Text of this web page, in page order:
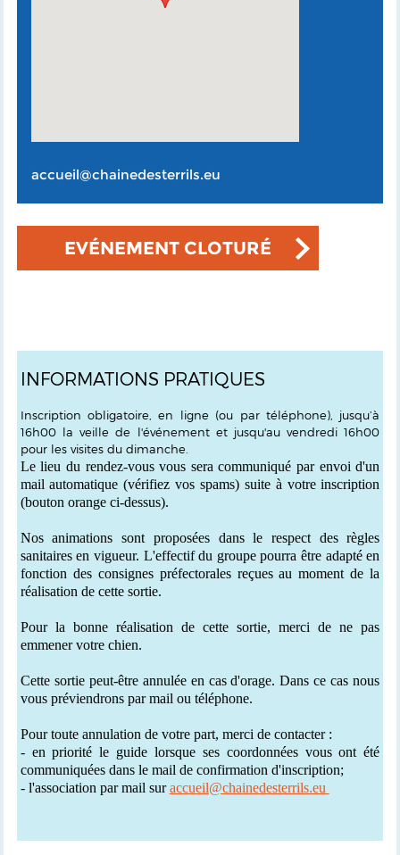
accueil@chainedesterrils.eu
EVÉNEMENT CLOTURÉ
INFORMATIONS PRATIQUES
Inscription obligatoire,en ligne (ou par téléphone), jusqu’à
16h00 la veille de l'événement et jusqu'au vendredi 16h00
pour les visites du dimanche.
Le lieu du rendez-vous vous sera communiqué par envoi d'un
mail automatique (vérifiez vos spams) suite à votre inscription
(bouton orange ci-dessus).
Nos animations sont proposées dans le respect des règles
sanitaires en vigueur. L'effectif du groupe pourra être adapté en
fonction des consignes préfectorales reçues au moment de la
réalisation de cette sortie.
Pour la bonne réalisation de cette sortie, merci de ne pas
emmener votre chien.
Cette sortie peut-être annulée en cas d'orage. Dans ce cas nous
vous préviendrons par mail ou téléphone.
Pour toute annulation de votre part, merci de contacter :
- en priorité le guide lorsque ses coordonnées vous ont été
communiquées dans le mail de confirmation d'inscription;
- l'association par mail suraccueil@chainedesterrils.eu